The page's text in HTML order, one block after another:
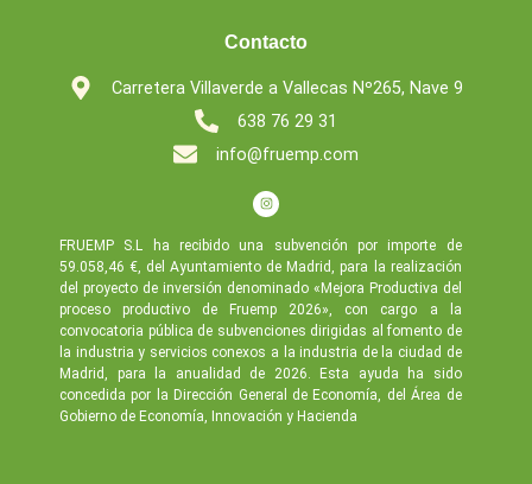
Contacto
Carretera Villaverde a Vallecas Nº265, Nave 9
638 76 29 31
info@fruemp.com
FRUEMP S.L ha recibido una subvención por importe de
59.058,46 €, del Ayuntamiento de Madrid, para la realización
del proyecto de inversión denominado «Mejora Productiva del
proceso productivo de Fruemp 2026», con cargo a la
convocatoria pública de subvenciones dirigidas al fomento de
la industria y servicios conexos a la industria de la ciudad de
Madrid, para la anualidad de 2026. Esta ayuda ha sido
concedida por la Dirección General de Economía, del Área de
Gobierno de Economía, Innovación y Hacienda